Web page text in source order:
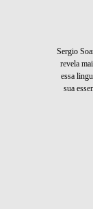
Sergio
revela
essa
sua